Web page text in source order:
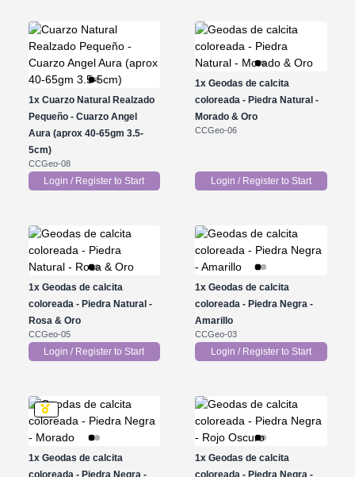
1xCuarzo Natural Realzado
Pequeño - Cuarzo Angel
Aura (aprox 40-65gm 3.5-
5cm)
CCGeo-08
Login / Register to Start
1x Geodas de calcita
coloreada - Piedra Natural -
Morado & Oro
CCGeo-06
Login / Register to Start
1xGeodas de calcita
coloreada - Piedra Natural -
Rosa & Oro
CCGeo-05
Login / Register to Start
1x Geodas de calcita
coloreada - Piedra Negra -
Amarillo
CCGeo-03
Login / Register to Start
1xGeodas de calcita
coloreada - Piedra Negra -
1x Geodas de calcita
coloreada - Piedra Negra -